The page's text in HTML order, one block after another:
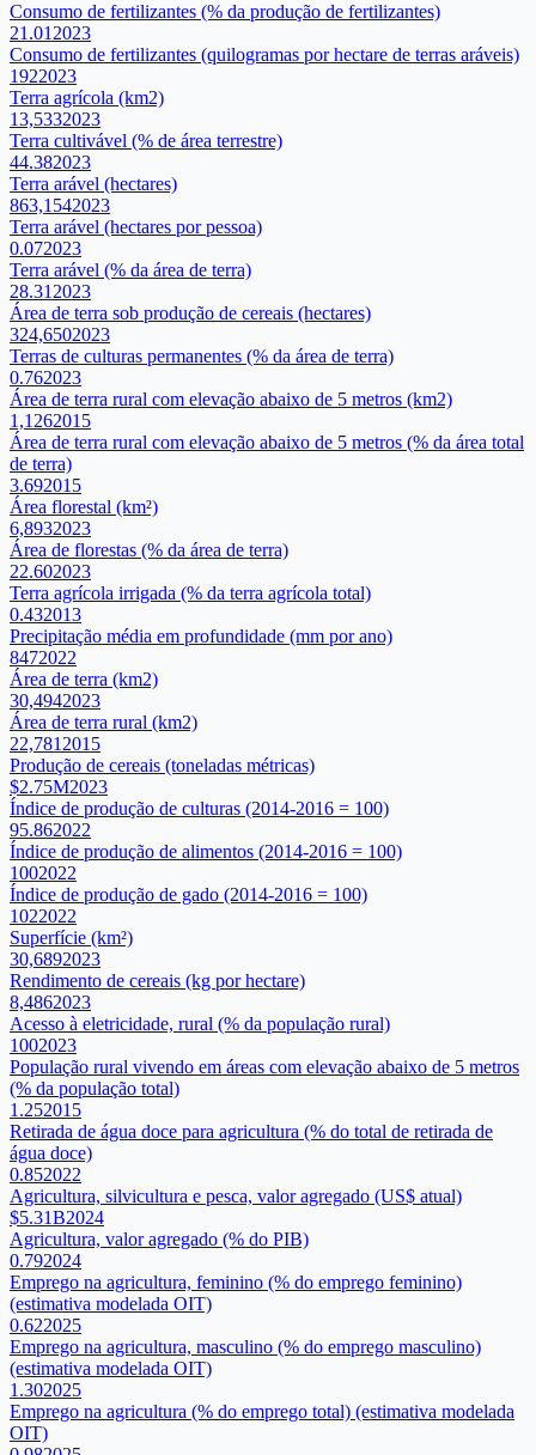
Consumo de fertilizantes (% da produção de fertilizantes)
21.01 2023
Consumo de fertilizantes (quilogramas por hectare de terras aráveis)
1922023
Terra agrícola (km2)
13,5332023
Terra cultivável (% de área terrestre)
44.382023
Terra arável (hectares)
863,1542023
Terra arável (hectares por pessoa)
0.072023
Terra arável (% da área de terra)
28.31 2023
Área de terra sob produção de cereais (hectares)
324,6502023
Terras de culturas permanentes (% da área de terra)
0.762023
Área de terra rural com elevação abaixo de 5 metros (km2)
1,1262015
Área de terra rural com elevação abaixo de 5 metros (% da área total
de terra)
3.692015
Área florestal (km²)
6,8932023
Área de florestas (% da área de terra)
22.602023
Terra agrícola irrigada (% da terra agrícola total)
0.432013
Precipitação média em profundidade (mm por ano)
8472022
Área de terra (km2)
30,4942023
Área de terra rural (km2)
22,781 2015
Produção de cereais (toneladas métricas)
$2.75M2023
Índice de produção de culturas (2014-2016 = 100)
95.862022
Índice de produção de alimentos (2014-2016 = 100)
1002022
Índice de produção de gado (2014-2016 = 100)
1022022
Superfície (km²)
30,6892023
Rendimento de cereais (kg por hectare)
8,4862023
Acesso à eletricidade, rural (% da população rural)
1002023
População rural vivendo em áreas com elevação abaixo de 5 metros
(% da população total)
1.252015
Retirada de água doce para agricultura (% do total de retirada de
água doce)
0.852022
Agricultura, silvicultura e pesca, valor agregado (US$ atual)
$5.31B2024
Agricultura, valor agregado (% do PIB)
0.792024
Emprego na agricultura, feminino (% do emprego feminino)
(estimativa modelada OIT)
0.622025
Emprego na agricultura, masculino (% do emprego masculino)
(estimativa modelada OIT)
1.302025
Emprego na agricultura (% do emprego total) (estimativa modelada
OIT)